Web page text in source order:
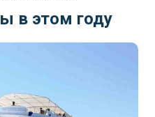
в этом году